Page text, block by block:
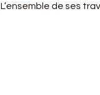
L’ensemble de ses